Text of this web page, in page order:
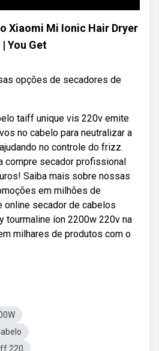
Xiaomi Mi Ionic Hair Dryer
| You Get
opções de secadores de
taiff unique vis 220v emite
no cabelo para neutralizar a
no controle do frizz.
compre secador profissional
Saiba mais sobre nossas
em milhões de
online secador de cabelos
tourmaline íon 2200w 220v na
milhares de produtos com o
220